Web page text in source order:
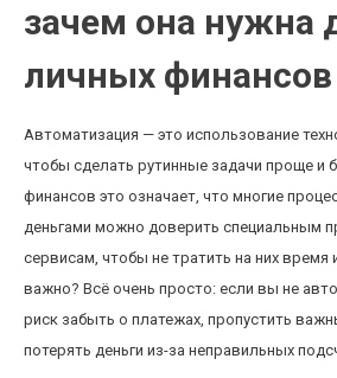
зачем она нужна
личных финансов
Автоматизация — это использование
чтобы сделать рутинные задачи проще и
финансов это означает, что многие
деньгами можно доверить специальным
сервисам, чтобы не тратить на них время
важно? Всё очень просто: если вы не
риск забыть о платежах, пропустить
потерять деньги из-за неправильных